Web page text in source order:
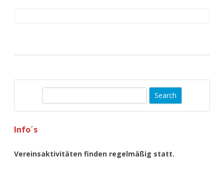
r
h
Info´s
Vereinsaktivitäten finden regelmäßig statt.